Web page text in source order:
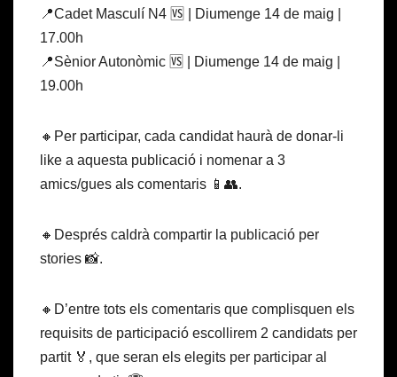
📍Cadet Masculí N4 🆚 | Diumenge 14 de maig |
17.00h
📍Sènior Autonòmic 🆚 | Diumenge 14 de maig |
19.00h
🔸Per participar, cada candidat haurà de donar-li
like a aquesta publicació i nomenar a 3
amics/gues als comentaris 📱👥.
🔸Després caldrà compartir la publicació per
stories 📸.
🔸D’entre tots els comentaris que complisquen els
requisits de participació escollirem 2 candidats per
partit 🏅, que seran els elegits per participar al